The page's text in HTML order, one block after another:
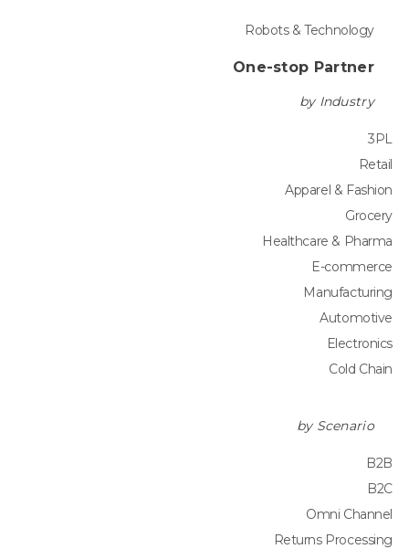
Robots & Technology
One-stop Partner
by Industry
3PL
Retail
Apparel & Fashion
Grocery
Healthcare & Pharma
E-commerce
Manufacturing
Automotive
Electronics
Cold Chain
by Scenario
B2B
B2C
Omni Channel
Returns Processing